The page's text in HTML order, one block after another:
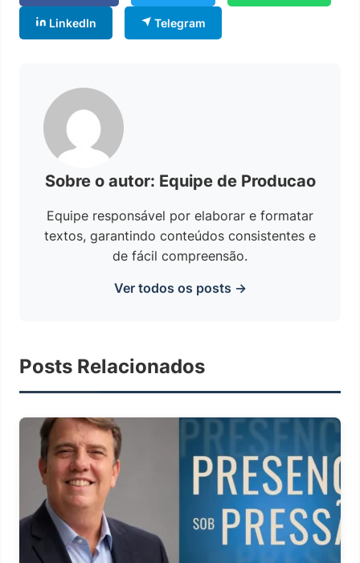
LinkedIn Telegram
Sobre o autor: Equipe de Producao
Equipe responsável por elaborar e formatar
textos, garantindo conteúdos consistentes e
de fácil compreensão.
Ver todos os posts →
Posts Relacionados